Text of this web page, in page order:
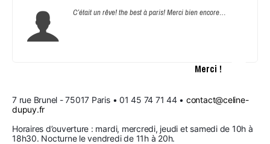
C’était un rêve! the best à paris! Merci bien encore…
Merci !
7 rue Brunel - 75017 Paris • 01 45 74 71 44 • contact@celine-
dupuy.fr
Horaires d’ouverture : mardi, mercredi, jeudi et samedi de 10h à
18h30. Nocturne le vendredi de 11h à 20h.